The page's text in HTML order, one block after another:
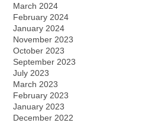
March 2024
February 2024
January 2024
November 2023
October 2023
September 2023
July 2023
March 2023
February 2023
January 2023
December 2022